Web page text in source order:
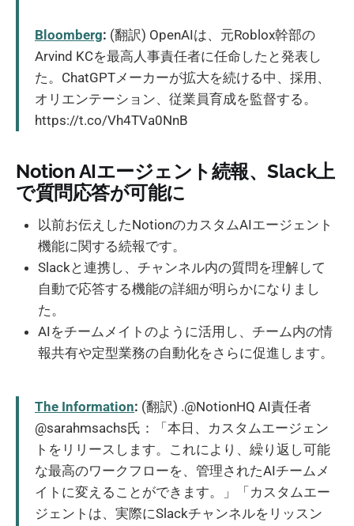
Bloomberg: (翻訳) OpenAIは、元Roblox幹部の
Arvind KCを最高人事責任者に任命したと発表し
た。ChatGPTメーカーが拡大を続ける中、採用、
オリエンテーション、従業員育成を監督する。
https://t.co/Vh4TVa0NnB
Notion AIエージェント続報、Slack上
で質問応答が可能に
以前お伝えしたNotionのカスタムAIエージェント
機能に関する続報です。
Slackと連携し、チャンネル内の質問を理解して
自動で応答する機能の詳細が明らかになりまし
た。
AIをチームメイトのように活用し、チーム内の情
報共有や定型業務の自動化をさらに促進します。
The Information: (翻訳) .@NotionHQ AI責任者
@sarahmsachs氏：「本日、カスタムエージェン
トをリリースします。これにより、繰り返し可能
な最高のワークフローを、管理されたAIチームメ
イトに変えることができます。」「カスタムエー
ジェントは、実際にSlackチャンネルをリッスン